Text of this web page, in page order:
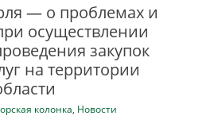
— о проблемах и
осуществлении
закупок
на территории
колонка, Новости